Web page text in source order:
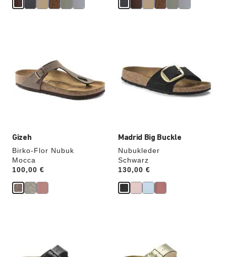
Gizeh
Birko-Flor Nubuk
Mocca
Price:
100,00 €
werden
die
Produktbilder
Madrid Big Buckle
Nubukleder
Schwarz
Price:
130,00 €
werden
die
Produktbilder